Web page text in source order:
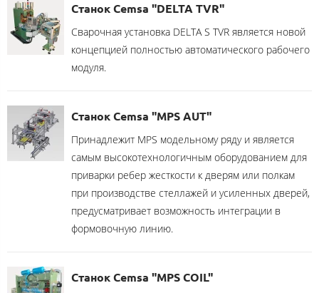
Станок Cemsa "DELTA TVR"
Сварочная установка DELTA S TVR является новой
концепцией полностью автоматического рабочего
модуля.
Станок Cemsa "MPS AUT"
Принадлежит MPS модельному ряду и является
самым высокотехнологичным оборудованием для
приварки ребер жесткости к дверям или полкам
при производстве стеллажей и усиленных дверей,
предусматривает возможность интеграции в
формовочную линию.
Станок Cemsa "MPS COIL"